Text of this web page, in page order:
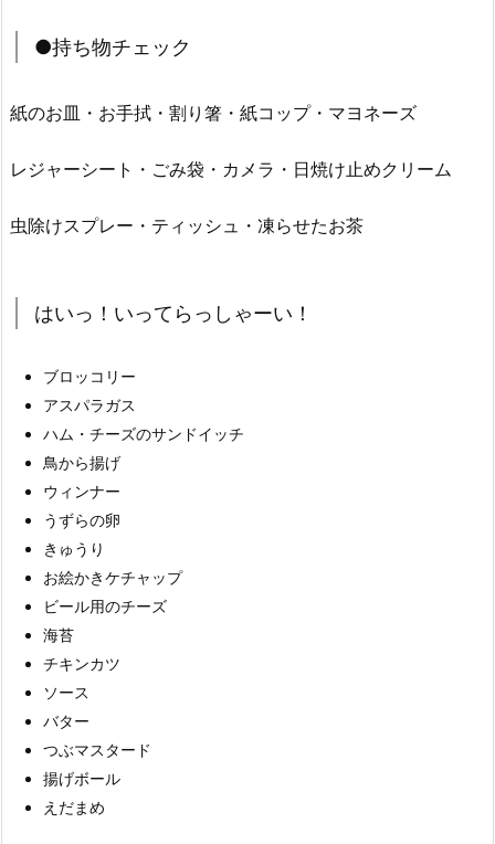
●持ち物チェック
紙のお皿・お手拭・割り箸・紙コップ・マヨネーズ
レジャーシート・ごみ袋・カメラ・日焼け止めクリーム
虫除けスプレー・ティッシュ・凍らせたお茶
はいっ！いってらっしゃーい！
ブロッコリー
アスパラガス
ハム・チーズのサンドイッチ
鳥から揚げ
ウィンナー
うずらの卵
きゅうり
お絵かきケチャップ
ビール用のチーズ
海苔
チキンカツ
ソース
バター
つぶマスタード
揚げボール
えだまめ